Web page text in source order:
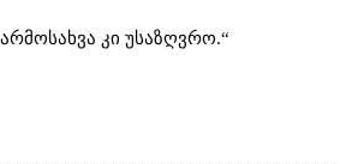
კი უსაზღვრო.“